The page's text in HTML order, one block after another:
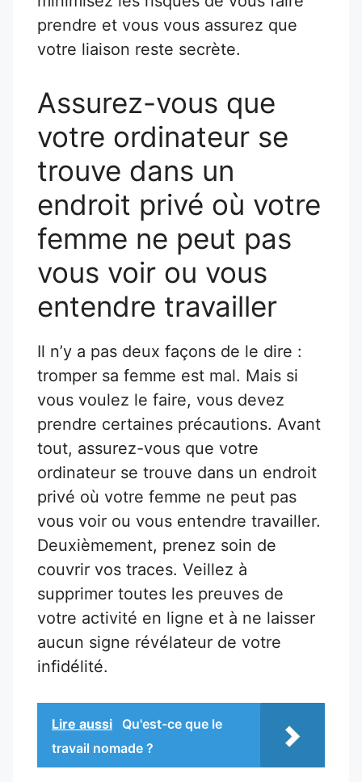
prendre et vous vous assurez que
votre liaison reste secrète.
Assurez-vous que
votre ordinateur se
trouve dans un
endroit privé où votre
femme ne peut pas
vous voir ou vous
entendre travailler
Il n’y a pas deux façons de le dire :
tromper sa femme est mal. Mais si
vous voulez le faire, vous devez
prendre certaines précautions. Avant
tout, assurez-vous que votre
ordinateur se trouve dans un endroit
privé où votre femme ne peut pas
vous voir ou vous entendre travailler.
Deuxièmement, prenez soin de
couvrir vos traces. Veillez à
supprimer toutes les preuves de
votre activité en ligne et à ne laisser
aucun signe révélateur de votre
infidélité.
Lire aussi
Qu'est-ce que le
travail nomade ?